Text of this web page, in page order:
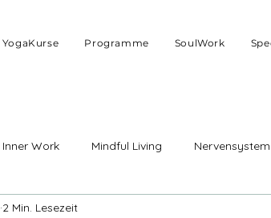
YogaKurse Programme SoulWork
Inner Work Mindful Living
energetischer Neubeginn
2 Min. Lesezeit